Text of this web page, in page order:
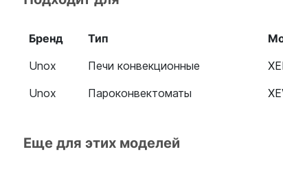
Бренд Тип
Unox
Печи конвекционные
Unox
Пароконвектоматы
Еще для этих моделей